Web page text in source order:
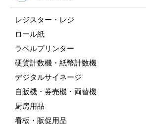
レジスター・レジ
ロール紙
ラベルプリンター
硬貨計数機・紙幣計数機
デジタルサイネージ
自販機・券売機・両替機
厨房用品
看板・販促用品